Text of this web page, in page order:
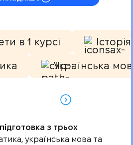
в 1 курсі
Українська
підготовка з трьох
українська мова та